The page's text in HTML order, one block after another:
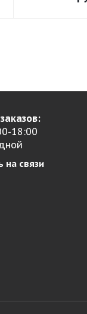
18:00
на связи